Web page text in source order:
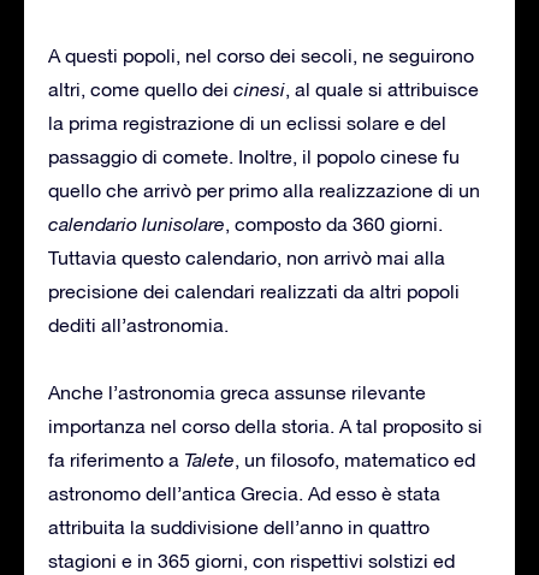
A questi popoli, nel corso dei secoli, ne seguirono
altri, come quello dei cinesi, al quale si attribuisce
la prima registrazione di un eclissi solare e del
passaggio di comete. Inoltre, il popolo cinese fu
quello che arrivò per primo alla realizzazione di un
calendario lunisolare, composto da 360 giorni.
Tuttavia questo calendario, non arrivò mai alla
precisione dei calendari realizzati da altri popoli
dediti all’astronomia.
Anche l’astronomia greca assunse rilevante
importanza nel corso della storia. A tal proposito si
fa riferimento a Talete, un filosofo, matematico ed
astronomo dell’antica Grecia. Ad esso è stata
attribuita la suddivisione dell’anno in quattro
stagioni e in 365 giorni, con rispettivi solstizi ed